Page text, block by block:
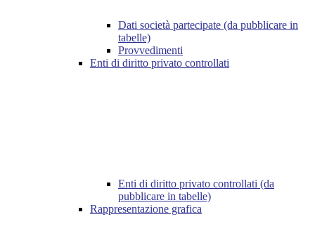
Dati società partecipate (da pubblicare in
tabelle)
Provvedimenti
Enti di diritto privato controllati
Enti di diritto privato controllati (da
pubblicare in tabelle)
Rappresentazione grafica